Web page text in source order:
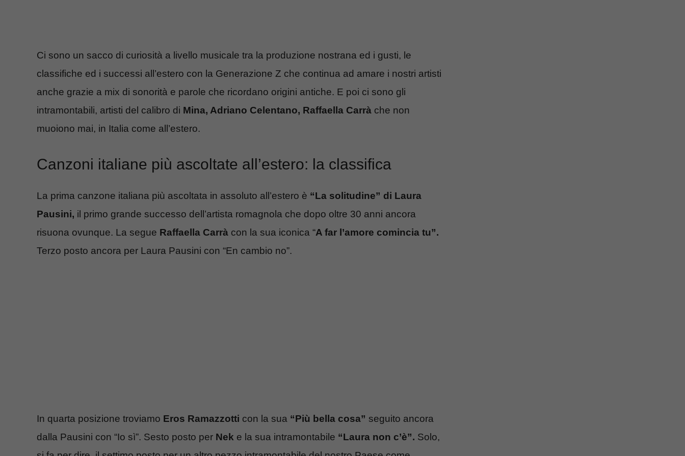
Ci sono un sacco di curiosità a livello musicale tra la produzione nostrana ed i gusti, le
classifiche ed i successi all’estero con la Generazione Z che continua ad amare i nostri artisti
anche grazie a mix di sonorità e parole che ricordano origini antiche. E poi ci sono gli
intramontabili, artisti del calibro di Mina, Adriano Celentano, Raffaella Carrà che non
muoiono mai, in Italia come all’estero.
Canzoni italiane più ascoltate all’estero: la classifica
La prima canzone italiana più ascoltata in assoluto all’estero è “La solitudine” di Laura
Pausini, il primo grande successo dell’artista romagnola che dopo oltre 30 anni ancora
risuona ovunque. La segue Raffaella Carrà con la sua iconica “A far l’amore comincia tu”.
Terzo posto ancora per Laura Pausini con “En cambio no”.
In quarta posizione troviamo Eros Ramazzotti con la sua “Più bella cosa” seguito ancora
dalla Pausini con “Io sì”. Sesto posto per Nek e la sua intramontabile “Laura non c’è”. Solo,